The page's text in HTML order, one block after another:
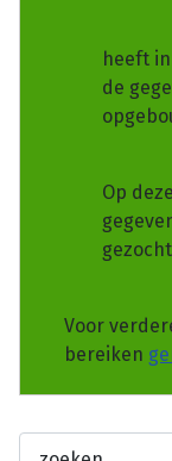
heeft
de
Op
Voor
bereiken